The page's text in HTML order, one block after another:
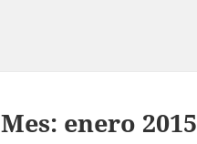
Mes: enero 2015